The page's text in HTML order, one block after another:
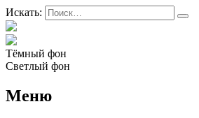
Искать:
Тёмный фон
Светлый фон
Меню